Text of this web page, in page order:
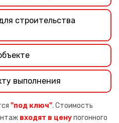
строительства
выполнения
"под ключ". Стоимость
входят в ценупогонного